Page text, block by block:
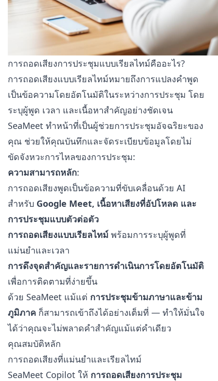
การถอดเสียงการประชุมแบบเรียลไทม์คืออะไร?
การถอดเสียงแบบเรียลไทม์หมายถึงการแปลงคำพูด
เป็นข้อความโดยอัตโนมัติในระหว่างการประชุม โดย
ระบุผู้พูด เวลา และเนื้อหาสำคัญอย่างชัดเจน
SeaMeet ทำหน้าที่เป็นผู้ช่วยการประชุมอัจฉริยะของ
คุณ ช่วยให้คุณบันทึกและจัดระเบียบข้อมูลโดยไม่
ขัดจังหวะการไหลของการประชุม:
ความสามารถหลัก:
การถอดเสียงพูดเป็นข้อความที่ขับเคลื่อนด้วย AI
สำหรับ Google Meet, เนื้อหาเสียงที่อัปโหลด และ
การประชุมแบบตัวต่อตัว
การถอดเสียงแบบเรียลไทม์ พร้อมการระบุผู้พูดที่
แม่นยำและเวลา
การดึงจุดสำคัญและรายการดำเนินการโดยอัตโนมัติ
เพื่อการติดตามที่ง่ายขึ้น
ด้วย SeaMeet แม้แต่ การประชุมข้ามภาษาและข้าม
ภูมิภาค ก็สามารถเข้าถึงได้อย่างเต็มที่ — ทำให้มั่นใจ
ได้ว่าคุณจะไม่พลาดคำสำคัญแม้แต่คำเดียว
คุณสมบัติหลัก
การถอดเสียงที่แม่นยำและเรียลไทม์
SeaMeet Copilot ให้ การถอดเสียงการประชุม